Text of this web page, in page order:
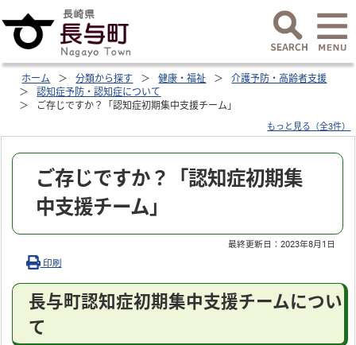
ホーム 分類から探す 健康・福祉
介護予防・高齢者支援
認知症予防・認知症について
ご存じですか？「認知症初期集中支援チーム」
もっと見る（全3件）
ご存じですか？「認知症初期集
中支援チーム」
最終更新日：2023年8月1日
印刷
長与町認知症初期集中支援チームについ
て